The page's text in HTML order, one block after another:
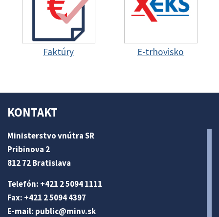
Faktúry E-trhovisko
KONTAKT
Ministerstvo vnútra SR
Pribinova 2
812 72 Bratislava
Telefón: +421 2 5094 1111
Fax: +421 2 5094 4397
E-mail: public@minv.sk